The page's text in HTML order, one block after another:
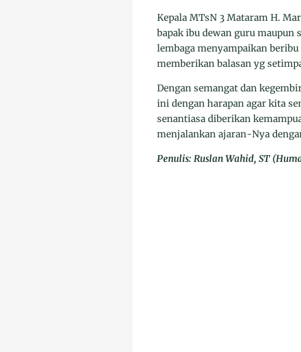
Kepala MTsN 3 Mataram H.
bapak ibu dewan guru maupun
lembaga menyampaikan
memberikan balasan yg
Dengan semangat dan
ini dengan harapan agar kita
senantiasa diberikan
menjalankan ajaran-Nya
Penulis: Ruslan Wahid, ST